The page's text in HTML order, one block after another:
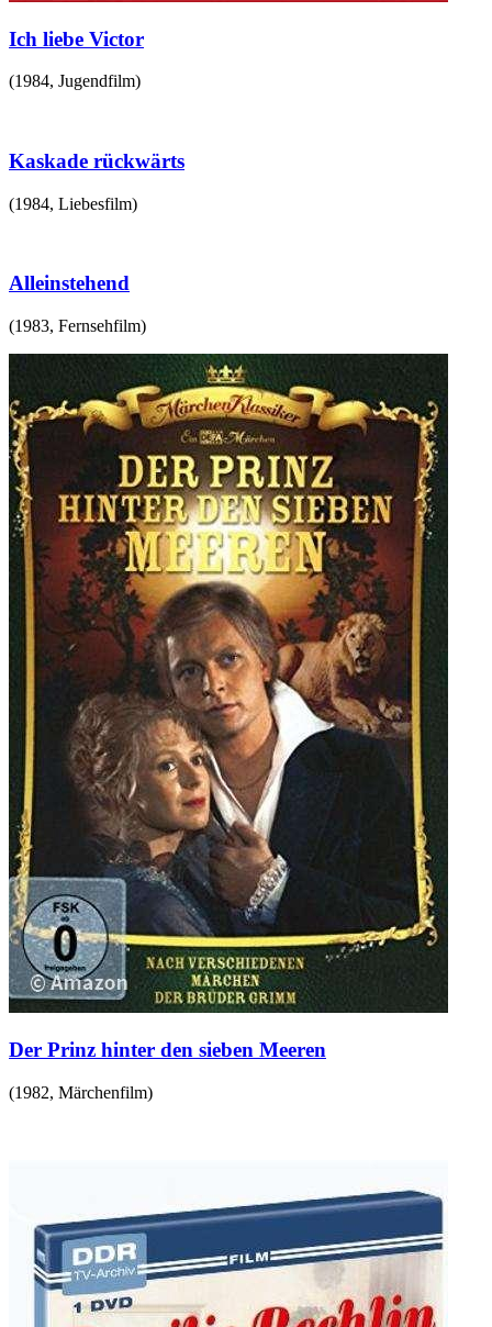
Ich liebe Victor
(1984, Jugendfilm)
Kaskade rückwärts
(1984, Liebesfilm)
Alleinstehend
(1983, Fernsehfilm)
Der Prinz hinter den sieben Meeren
(1982, Märchenfilm)